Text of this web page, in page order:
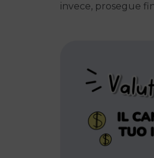
invece, prosegue